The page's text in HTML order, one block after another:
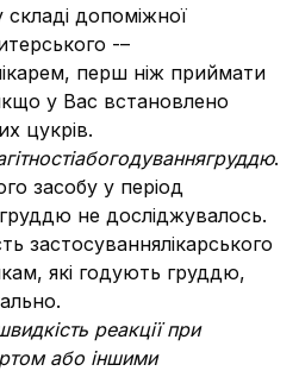
складі допоміжної
-–
перш ніж приймати
у Вас встановлено
цукрів.
.
засобу у період
груддю не досліджувалось.
застосуваннялікарського
які годують груддю,
реакції при
або іншими